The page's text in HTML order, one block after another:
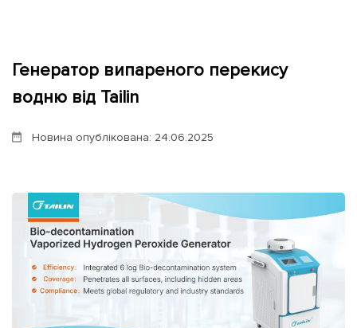
Контакти
Генератор випареного перекису
водню від Tailin
Новина опублікована: 24.06.2025